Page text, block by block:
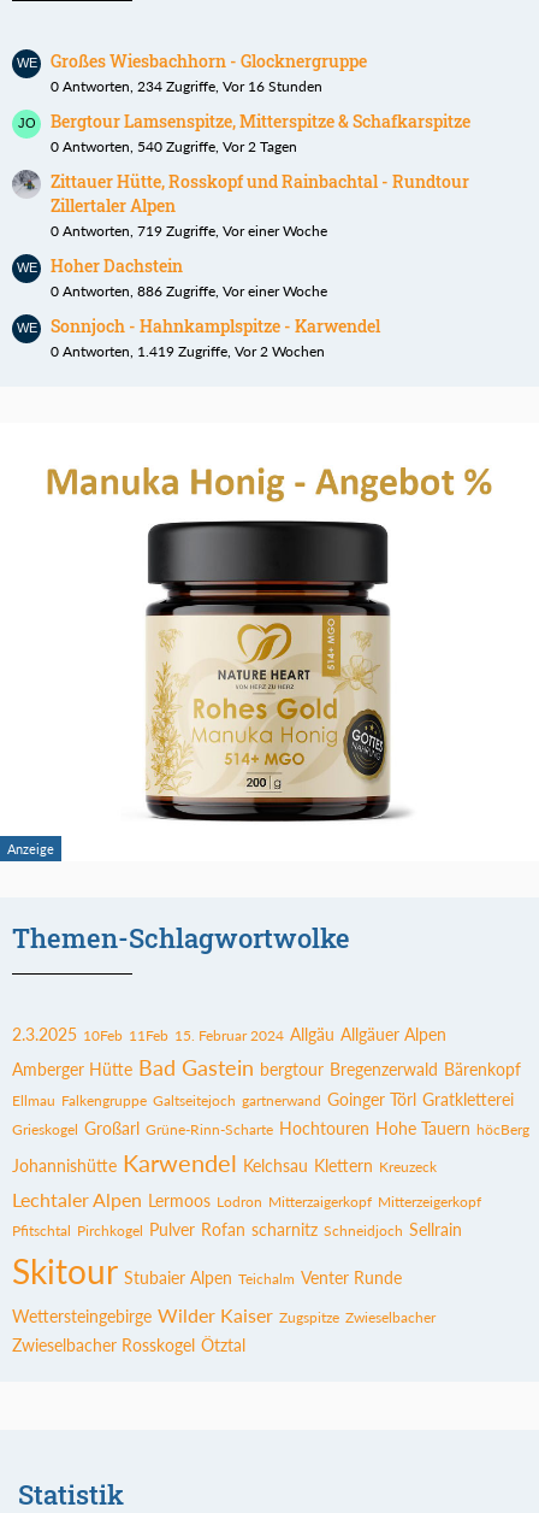
Großes Wiesbachhorn - Glocknergruppe
0 Antworten, 234 Zugriffe, Vor 16 Stunden
Bergtour Lamsenspitze, Mitterspitze & Schafkarspitze
0 Antworten, 540 Zugriffe, Vor 2 Tagen
Zittauer Hütte, Rosskopf und Rainbachtal - Rundtour
Zillertaler Alpen
0 Antworten, 719 Zugriffe, Vor einer Woche
Hoher Dachstein
0 Antworten, 886 Zugriffe, Vor einer Woche
Sonnjoch - Hahnkamplspitze - Karwendel
0 Antworten, 1.419 Zugriffe, Vor 2 Wochen
Themen-Schlagwortwolke
2.3.2025 10Feb 11Feb 15. Februar 2024 Allgäu Allgäuer Alpen
Amberger Hütte Bad Gastein bergtour Bregenzerwald Bärenkopf
Ellmau Falkengruppe Galtseitejoch gartnerwand Goinger Törl Gratkletterei
Grieskogel Großarl Grüne-Rinn-Scharte Hochtouren Hohe Tauern höcBerg
Johannishütte Karwendel Kelchsau Klettern Kreuzeck
Lechtaler Alpen Lermoos Lodron Mitterzaigerkopf Mitterzeigerkopf
Pfitschtal Pirchkogel Pulver Rofan scharnitz Schneidjoch Sellrain
Skitour Stubaier Alpen Teichalm Venter Runde
Wettersteingebirge Wilder Kaiser Zugspitze Zwieselbacher
Zwieselbacher Rosskogel Ötztal
Statistik